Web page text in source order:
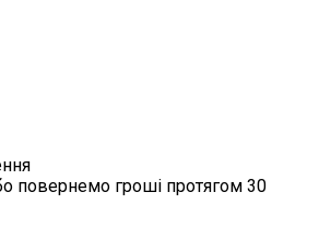
повернемо гроші протягом 30